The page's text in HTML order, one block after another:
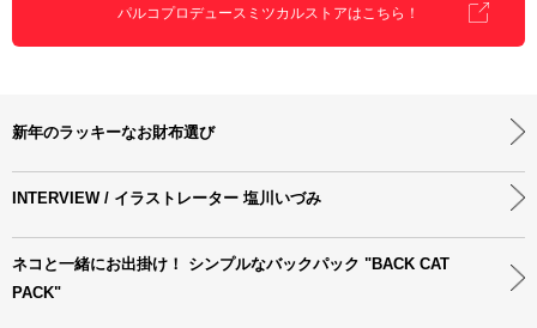
パルコプロデュースミツカルストアはこちら！
新年のラッキーなお財布選び
INTERVIEW / イラストレーター 塩川いづみ
ネコと一緒にお出掛け！ シンプルなバックパック "BACK CAT
PACK"